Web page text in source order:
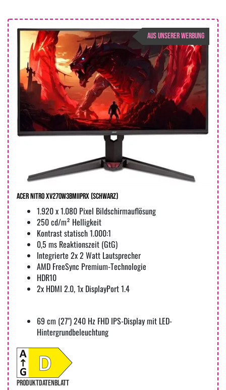
AUS UNSERER WERBUNG
Acer Nitro XV270W3bmiiprx (Schwarz)
1.920 x 1.080 Pixel Bildschirmauflösung
250 cd/m² Helligkeit
Kontrast statisch 1.000:1
0,5 ms Reaktionszeit (GtG)
Integrierte 2x 2 Watt Lautsprecher
AMD FreeSync Premium-Technologie
HDR10
2x HDMI 2.0, 1x DisplayPort 1.4
69 cm (27") 240 Hz FHD IPS-Display mit LED-
Hintergrundbeleuchtung
PRODUKTDATENBLATT